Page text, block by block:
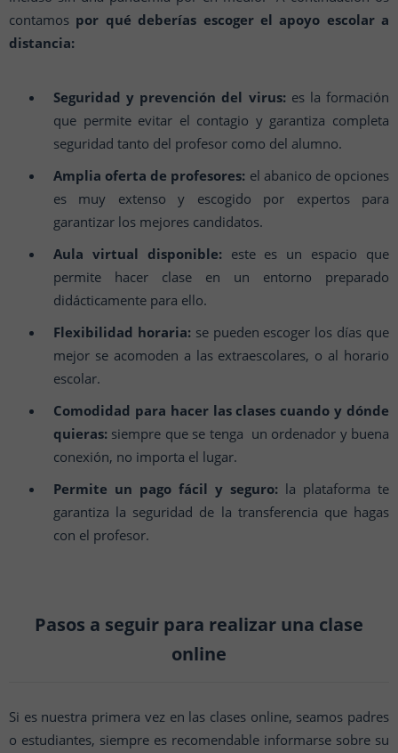
contamos por qué deberías escoger el apoyo escolar a
distancia:
Seguridad y prevención del virus:es la formación
que permite evitar el contagio y garantiza completa
seguridad tanto del profesor como del alumno.
Amplia oferta de profesores: el abanico de opciones
es muy extenso y escogido por expertos para
garantizar los mejores candidatos.
Aula virtual disponible:este es un espacio que
permite hacer clase en un entorno preparado
didácticamente para ello.
Flexibilidad horaria:se pueden escoger los días que
mejor se acomoden a las extraescolares, o al horario
escolar.
Comodidad para hacer las clases cuando y dónde
quieras: siempre que se tenga un ordenador y buena
conexión, no importa el lugar.
Permite un pago fácil y seguro: la plataforma te
garantiza la seguridad de la transferencia que hagas
con el profesor.
Pasos a seguir para realizar una clase
online
Si es nuestra primera vez en las clases online, seamos padres
o estudiantes, siempre es recomendable informarse sobre su